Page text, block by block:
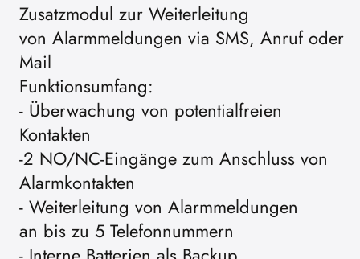
Zusatzmodul zur Weiterleitung
von Alarmmeldungen via SMS, Anruf oder
Mail
Funktionsumfang:
- Überwachung von potentialfreien
Kontakten
-2 NO/NC-Eingänge zum Anschluss von
Alarmkontakten
- Weiterleitung von Alarmmeldungen
an bis zu 5 Telefonnummern